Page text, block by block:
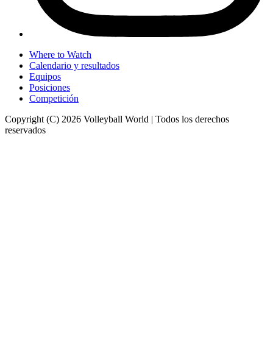
Where to Watch
Calendario y resultados
Equipos
Posiciones
Competición
Copyright (C) 2026 Volleyball World | Todos los derechos
reservados